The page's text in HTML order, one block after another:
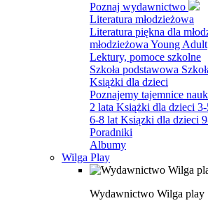
Poznaj wydawnictwo
Literatura młodzieżowa
Literatura piękna dla
młodzieżowa Young Adult
Lektury, pomoce szkolne
Szkoła podstawowa
Książki dla dzieci
Poznajemy tajemnice
2 lata Książki dla dzieci
6-8 lat Ksiązki dla dzieci
Poradniki
Albumy
Wilga Play
Wydawnictwo Wilga play